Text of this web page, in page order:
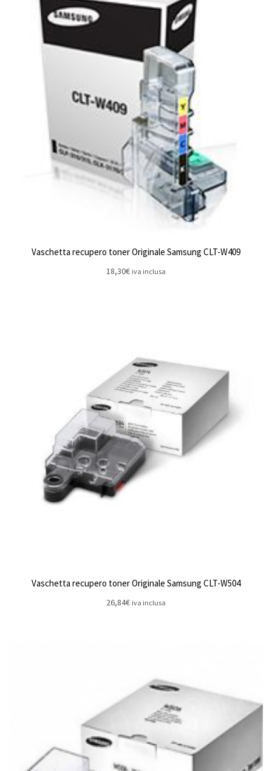
Vaschetta recupero toner Originale Samsung CLT-W409
18,30€ iva inclusa
Vaschetta recupero toner Originale Samsung CLT-W504
26,84€ iva inclusa